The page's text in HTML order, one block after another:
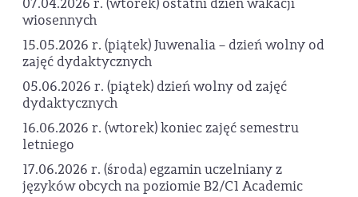
07.04.2026 r. (wtorek) ostatni dzień wakacji
wiosennych
15.05.2026 r. (piątek) Juwenalia – dzień wolny od
zajęć dydaktycznych
05.06.2026 r. (piątek) dzień wolny od zajęć
dydaktycznych
16.06.2026 r. (wtorek) koniec zajęć semestru
letniego
17.06.2026 r. (środa) egzamin uczelniany z
języków obcych na poziomie B2/C1 Academic